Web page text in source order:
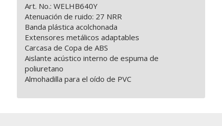
Art. No.: WELHB640Y
Atenuación de ruido: 27 NRR
Banda plástica acolchonada
Extensores metálicos adaptables
Carcasa de Copa de ABS
Aislante acústico interno de espuma de
poliuretano
Almohadilla para el oído de PVC